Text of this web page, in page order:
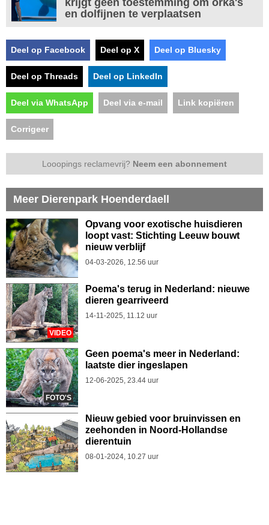
krijgt geen toestemming om orka's
en dolfijnen te verplaatsen
Deel op Facebook Deel op X Deel op Bluesky
Deel op Threads Deel op LinkedIn
Deel via WhatsApp Deel via e-mail Link kopiëren
Corrigeer
Looopings reclamevrij? Neem een abonnement
Meer Dierenpark Hoenderdaell
Opvang voor exotische huisdieren
loopt vast: Stichting Leeuw bouwt
nieuw verblijf
04-03-2026, 12.56 uur
VIDEO
Poema's terug in Nederland: nieuwe
dieren gearriveerd
14-11-2025, 11.12 uur
FOTO'S
Geen poema's meer in Nederland:
laatste dier ingeslapen
12-06-2025, 23.44 uur
Nieuw gebied voor bruinvissen en
zeehonden in Noord-Hollandse
dierentuin
08-01-2024, 10.27 uur